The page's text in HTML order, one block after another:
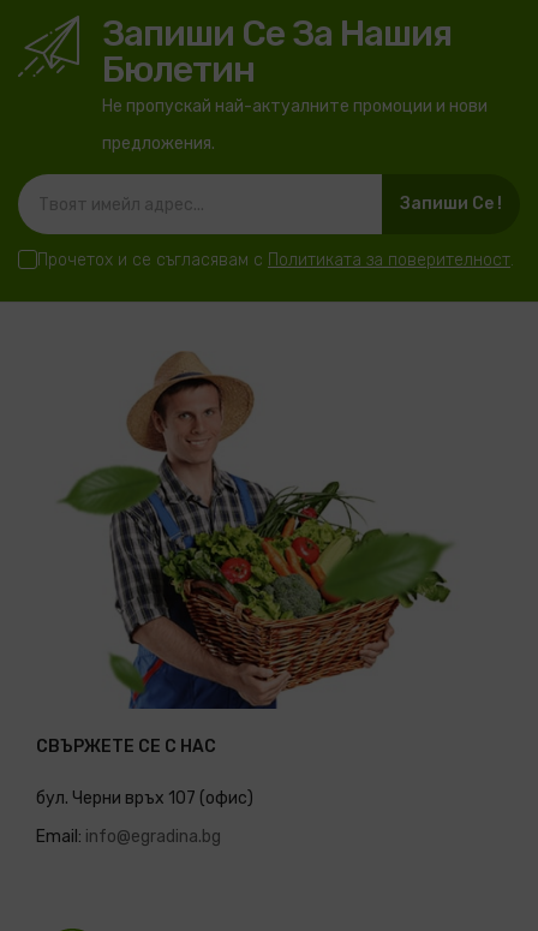
Запиши Се За Нашия
Бюлетин
Не пропускай най-актуалните промоции и нови
предложения.
Запиши Се !
Прочетох и се съгласявам с Политиката за поверителност.
СВЪРЖЕТЕ СЕ С НАС
бул. Черни връх 107 (офис)
Email: info@egradina.bg